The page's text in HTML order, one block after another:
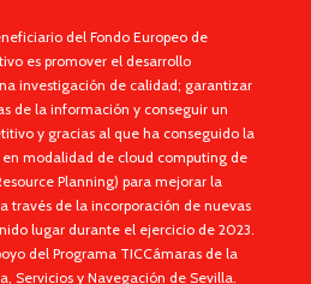
del Fondo Europeo de
es promover el desarrollo
investigación de calidad; garantizar
de la información y conseguir un
y gracias al que ha conseguido la
modalidad de cloud computing de
Planning) para mejorar la
través de la incorporación de nuevas
lugar durante el ejercicio de 2023.
del Programa TICCámaras de la
Servicios y Navegación de Sevilla.